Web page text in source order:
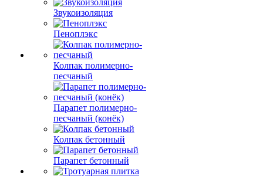
Звукоизоляция
Пеноплэкс
Колпак полимерно-
песчаный
Парапет полимерно-
песчаный (конёк)
Колпак бетонный
Парапет бетонный